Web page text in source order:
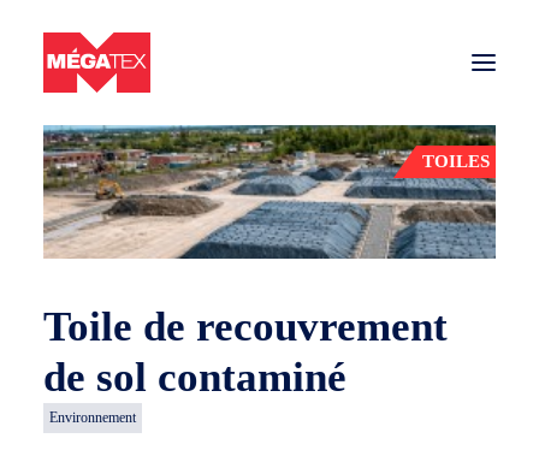
Secteurs
Toiles et filets
Nous joindre
SOUMISSION
Retour aux produits
TOILES
Toile de recouvrement
de sol contaminé
Environnement